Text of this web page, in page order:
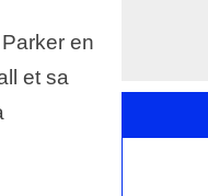
en
et sa